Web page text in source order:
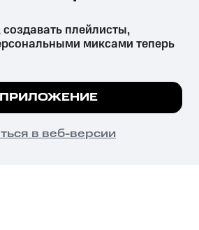
их аналогов причиняет вред здоровью,
и влечёт установленную
чтобы на сайте все
ПОНЯТНО
плейлисты,
миксами теперь
в веб-версии